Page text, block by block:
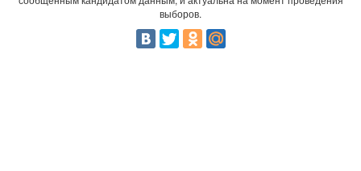
выборов.